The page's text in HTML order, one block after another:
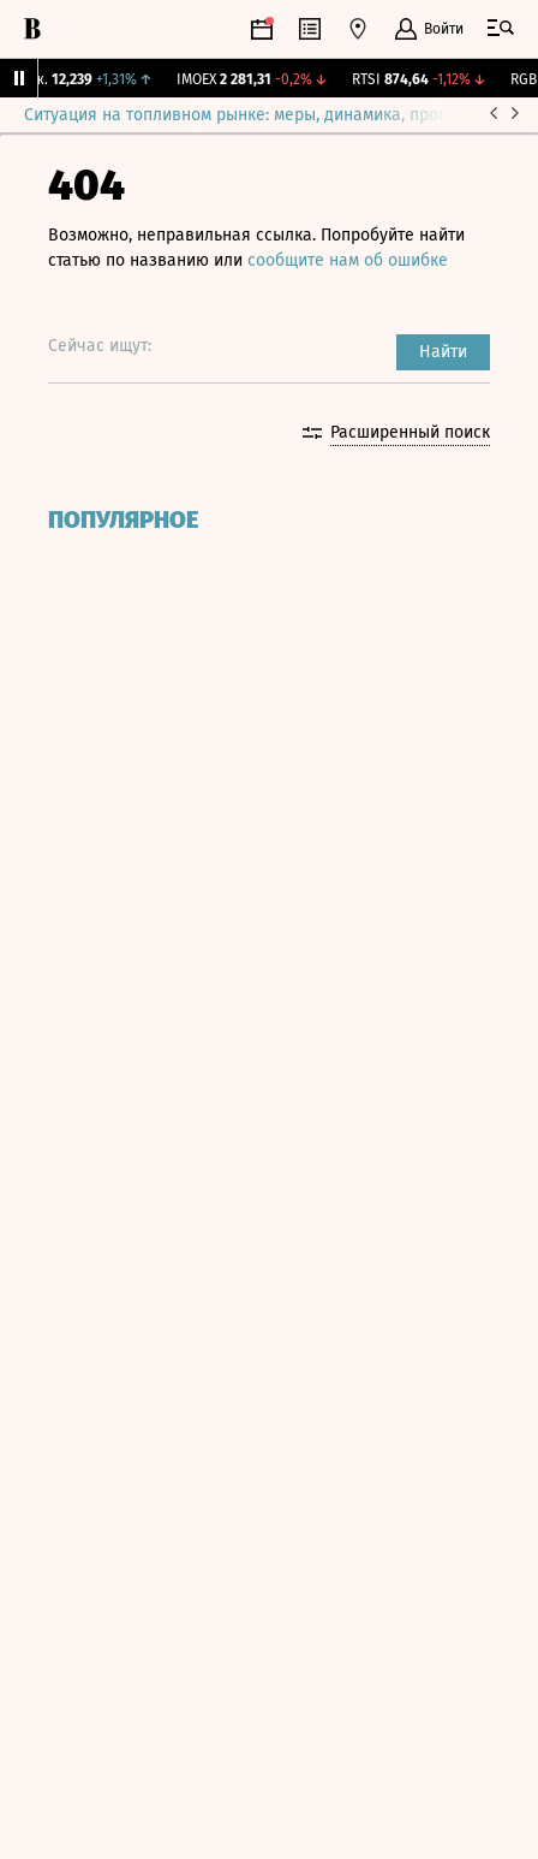
Войти
12,239 +1,31% ↑ IMOEX 2 281,31 -0,2%↓ RTSI 874,64 -1,12%↓ RGBI
Ситуация на топливном рынке: меры, динамика, прогнозы
404
Возможно, неправильная ссылка. Попробуйте найти
статью по названию или сообщите нам об ошибке
Сейчас ищут: Найти
Расширенный поиск
ПОПУЛЯРНОЕ